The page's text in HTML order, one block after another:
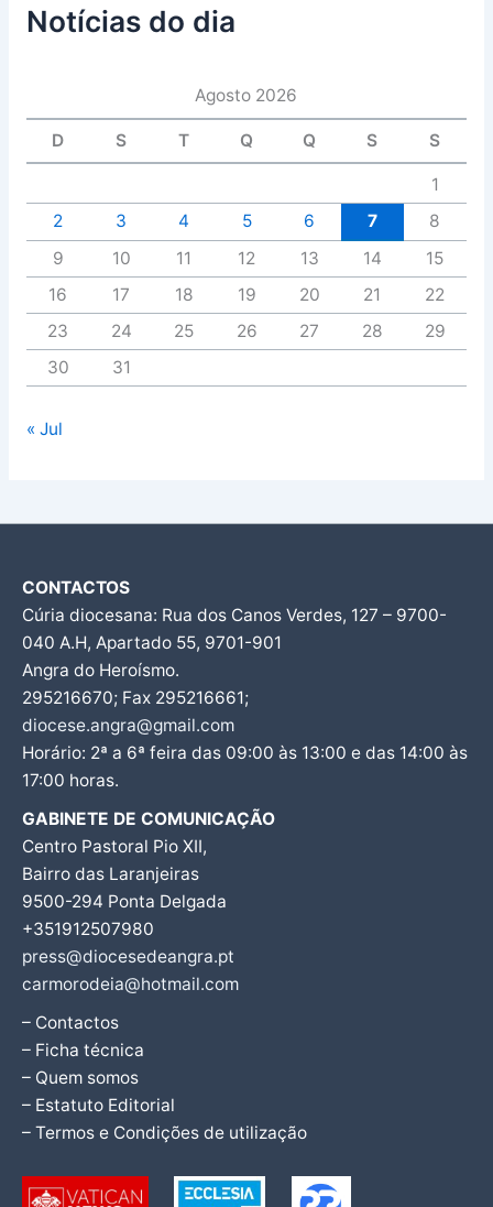
Notícias do dia
Agosto 2026
D S T Q Q S S
1
2
3 4 5 6 7
8
9
10 11 12 13 14
15
16
17 18 19 20 21
22
23
24 25 26 27 28
29
30
31
« Jul
CONTACTOS
Cúria diocesana: Rua dos Canos Verdes, 127 – 9700-
040 A.H, Apartado 55, 9701-901
Angra do Heroísmo.
295216670; Fax 295216661;
diocese.angra@gmail.com
Horário: 2ª a 6ª feira das 09:00 às 13:00 e das 14:00 às
17:00 horas.
GABINETE DE COMUNICAÇÃO
Centro Pastoral Pio XII,
Bairro das Laranjeiras
9500-294 Ponta Delgada
+351912507980
press@diocesedeangra.pt
carmorodeia@hotmail.com
– Contactos
– Ficha técnica
– Quem somos
– Estatuto Editorial
– Termos e Condições de utilização